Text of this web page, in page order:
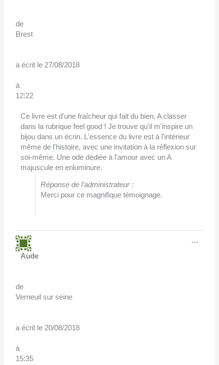
de
Brest
a écrit le 27/08/2018
à
12:22
Ce livre est d'une fraîcheur qui fait du bien. A classer
dans la rubrique feel good ! Je trouve qu'il m'inspire un
bijou dans un écrin. L'essence du livre est à l'intérieur
même de l'histoire, avec une invitation à la réflexion sur
soi-même. Une ode dédiée à l'amour avec un A
majuscule en enluminure.
Réponse de l’administrateur :
Merci pour ce magnifique témoignage.
Aude
de
Verneuil sur seine
a écrit le 20/08/2018
à
15:35
…
cette